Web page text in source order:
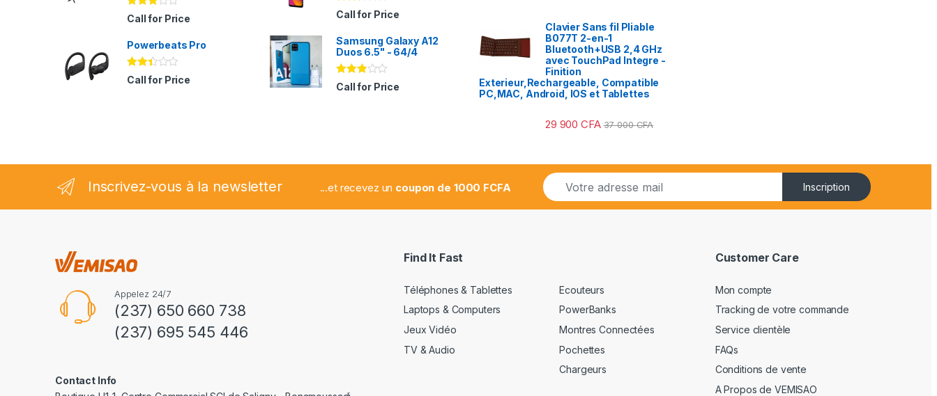
Note
2.94
Call for Price
Powerbeats Pro
Note
2.35
Call for Price
Note
2.41
5
Call for Price
Samsung Galaxy A12
Duos 6.5" - 64/4
Note
2.78
Call for Price
Clavier Sans fil Pliable
B077T 2-en-1
Bluetooth+USB 2,4 GHz
avec TouchPad Integre -
Finition
Exterieur,Rechargeable, Compatible
PC,MAC, Android, IOS et Tablettes
29 900CFA 37 000CFA
Inscrivez-vous à la newsletter ...et recevez un coupon de 1000 FCFA
E
m
a
Inscription
Appelez 24/7
(237) 650 660 738
(237) 695 545 446
Contact Info
Find It Fast
Téléphones & Tablettes
Laptops & Computers
Jeux Vidéo
TV & Audio
Ecouteurs
PowerBanks
Montres Connectées
Pochettes
Chargeurs
Customer Care
Mon compte
Tracking de votre commande
Service clientèle
FAQs
Conditions de vente
A Propos de VEMISAO